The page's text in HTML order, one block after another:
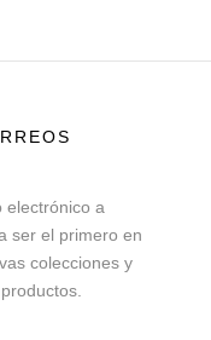
electrónico a
ser el primero en
colecciones y